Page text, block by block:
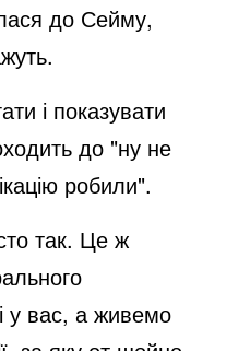
до Сейму,
і показувати
до "ну не
робили".
так. Це ж
у вас, а живемо